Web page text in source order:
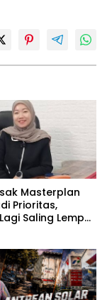
Masterplan
Prioritas,
Saling Lempar